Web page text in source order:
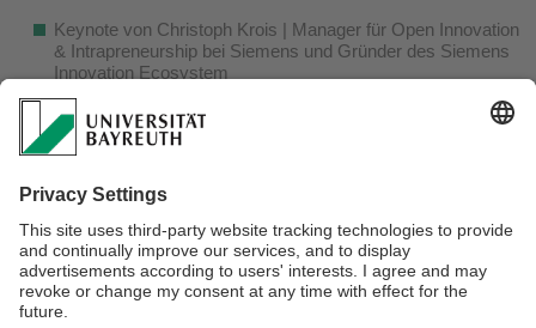
Keynote von Christoph Krois | Manager für Open Innovation
& Intrapreneurship bei Siemens und Gründer des Siemens
Innovation Ecosystem
Keynote von Alexander Bilgeri | Vice President
Communications Human Resources, Production,
Purchasing and Sustainability, BMW Group
Paneldiskussion
WANN? Am 08. Juni 2026 von 17:00 bis 20:00 Uhr
WO? Im Open Innovation Lab
Meldet euch hier
an und seid dabei, wenn wir wieder